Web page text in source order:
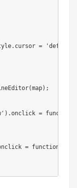
. cursor = 'default'
(map) ;
) .onclick = function
= function